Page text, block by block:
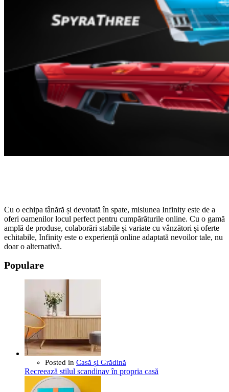
Cu o echipa tânără și devotată în spate, misiunea Infinity este de a
oferi oamenilor locul perfect pentru cumpărăturile online. Cu o gamă
amplă de produse, colaborări stabile și variate cu vânzători și oferte
echitabile, Infinity este o experiență online adaptată nevoilor tale, nu
doar o alternativă.
Populare
Posted in Casă și Grădină
Recreează stilul scandinav în propria casă